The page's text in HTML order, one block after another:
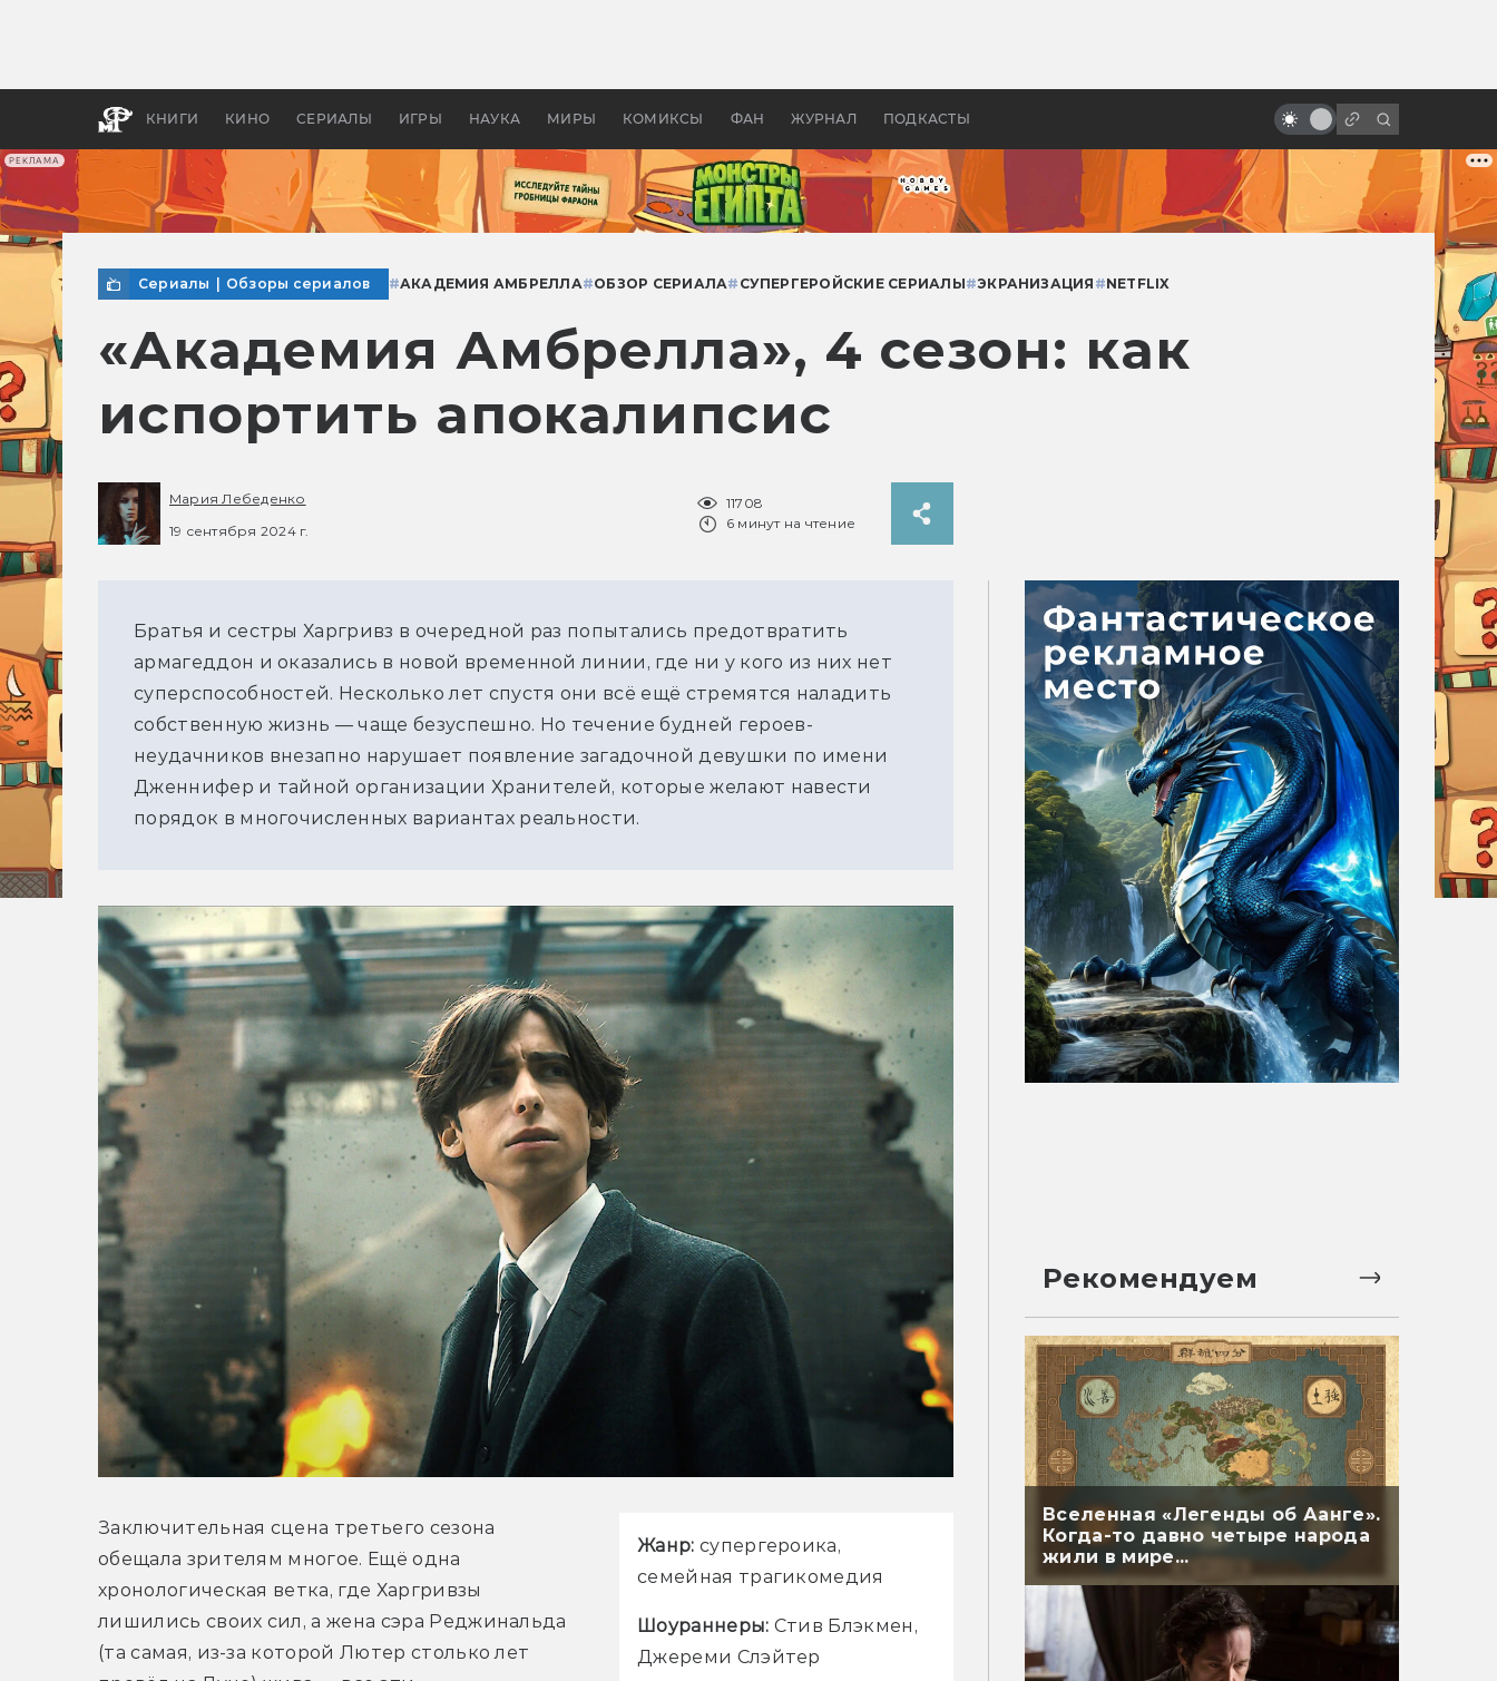
РЕКЛАМА
КНИГИ КИНО СЕРИАЛЫ ИГРЫ НАУКА МИРЫ КОМИКСЫ ФАН ЖУРНАЛ ПОДКАСТЫ
бы «Властелина колец»
Древней Грецией
Фильмы на Хэллоуин: топ-10
Сериалы Обзоры сериалов #АКАДЕМИЯ АМБРЕЛЛА#ОБЗОР СЕРИАЛА# СУПЕРГЕРОЙСКИЕ СЕРИАЛЫ#ЭКРАНИЗАЦИЯ #NETFLIX
«Академия Амбрелла», 4 сезон: как
испортить апокалипсис
Мария Лебеденко
19 сентября 2024 г.
11708
6 минут на чтение
Братья и сестры Харгривз в очередной раз попытались предотвратить
армагеддон и оказались в новой временной линии, где ни у кого из них нет
суперспособностей. Несколько лет спустя они всё ещё стремятся наладить
собственную жизнь — чаще безуспешно. Но течение будней героев-
неудачников внезапно нарушает появление загадочной девушки по имени
Дженнифер и тайной организации Хранителей, которые желают навести
порядок в многочисленных вариантах реальности.
Жанр: супергероика,
семейная трагикомедия
Шоураннеры: Стив Блэкмен,
Джереми Слэйтер
Заключительная сцена третьего сезона
обещала зрителям многое. Ещё одна
хронологическая ветка, где Харгривзы
лишились своих сил, а жена сэра Реджинальда
(та самая, из-за которой Лютер столько лет
Рекомендуем
Вселенная «Легенды об Аанге».
Когда-то давно четыре народа
жили в мире...